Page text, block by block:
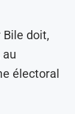
doit,
électoral